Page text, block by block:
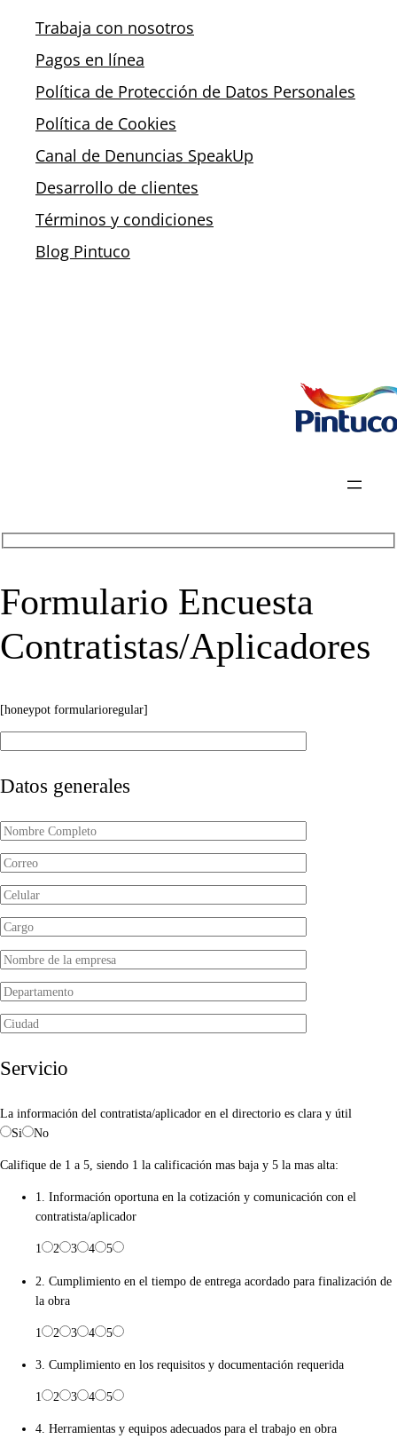
Trabaja con nosotros
Pagos en línea
Política de Protección de Datos Personales
Política de Cookies
Canal de Denuncias SpeakUp
Desarrollo de clientes
Términos y condiciones
Blog Pintuco
Formulario Encuesta
Contratistas/Aplicadores
[honeypot formularioregular]
Datos generales
Servicio
La información del contratista/aplicador en el directorio es clara y útil
Si
No
Califique de 1 a 5, siendo 1 la calificación mas baja y 5 la mas alta:
1. Información oportuna en la cotización y comunicación con el
contratista/aplicador
1 2 3 4 5
2. Cumplimiento en el tiempo de entrega acordado para finalización de
la obra
1 2 3 4 5
3. Cumplimiento en los requisitos y documentación requerida
1 2 3 4 5
4. Herramientas y equipos adecuados para el trabajo en obra